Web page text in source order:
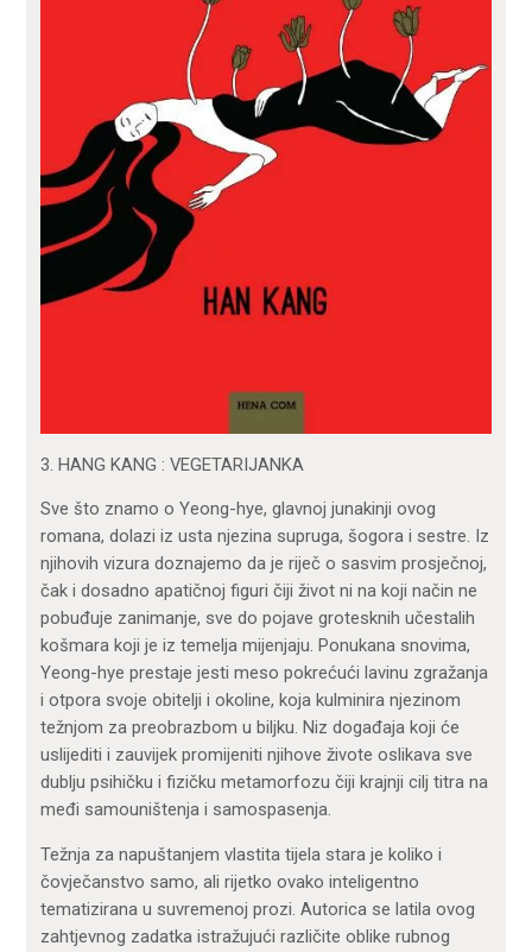
3. HANG KANG : VEGETARIJANKA
Sve što znamo o Yeong-hye, glavnoj junakinji ovog
romana, dolazi iz usta njezina supruga, šogora i sestre. Iz
njihovih vizura doznajemo da je riječ o sasvim prosječnoj,
čak i dosadno apatičnoj figuri čiji život ni na koji način ne
pobuđuje zanimanje, sve do pojave grotesknih učestalih
košmara koji je iz temelja mijenjaju. Ponukana snovima,
Yeong-hye prestaje jesti meso pokrećući lavinu zgražanja
i otpora svoje obitelji i okoline, koja kulminira njezinom
težnjom za preobrazbom u biljku. Niz događaja koji će
uslijediti i zauvijek promijeniti njihove živote oslikava sve
dublju psihičku i fizičku metamorfozu čiji krajnji cilj titra na
međi samouništenja i samospasenja.
Težnja za napuštanjem vlastita tijela stara je koliko i
čovječanstvo samo, ali rijetko ovako inteligentno
tematizirana u suvremenoj prozi. Autorica se latila ovog
zahtjevnog zadatka istražujući različite oblike rubnog